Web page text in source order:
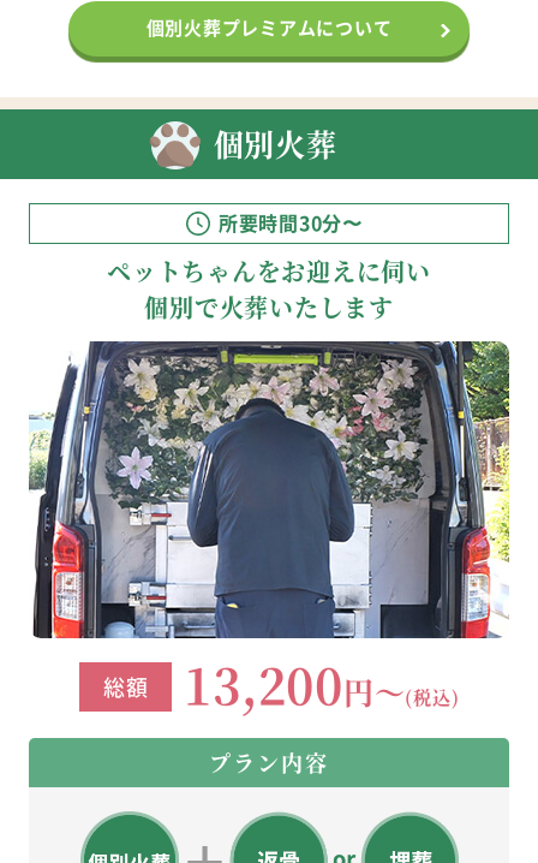
個別火葬プレミアムについて
個別火葬
所要時間30分〜
ペットちゃんをお迎えに伺い
個別で火葬いたします
総額 13,200円～(税込)
プラン内容